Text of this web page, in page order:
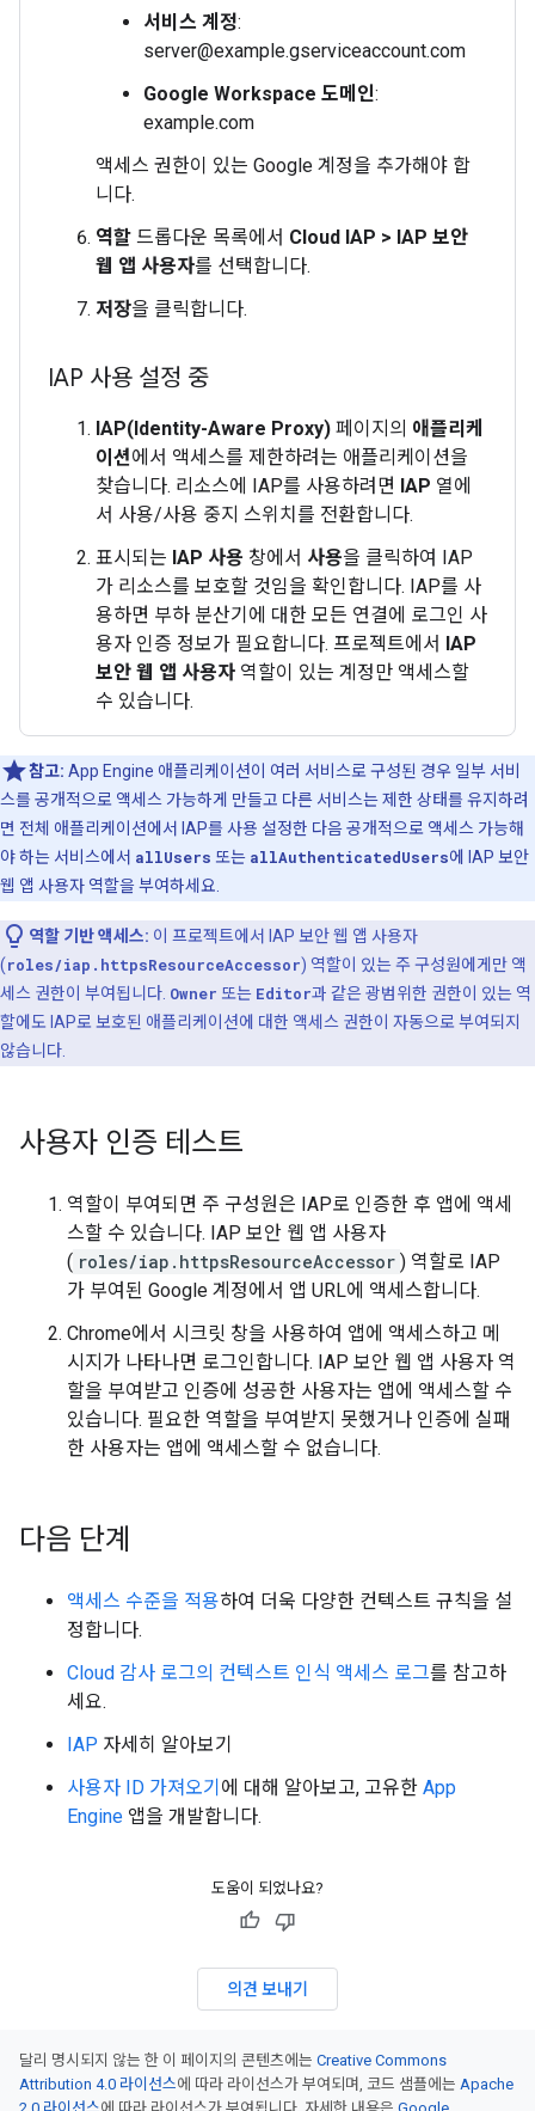
서비스 계정:
server@example.gserviceaccount.com
Google Workspace 도메인:
example.com
액세스 권한이 있는 Google 계정을 추가해야 합
니다.
역할 드롭다운 목록에서 Cloud IAP > IAP 보안
웹 앱 사용자를 선택합니다.
저장을 클릭합니다.
IAP 사용 설정 중
IAP(Identity-Aware Proxy) 페이지의 애플리케
이션에서 액세스를 제한하려는 애플리케이션을
찾습니다. 리소스에 IAP를 사용하려면 IAP 열에
서 사용/사용 중지 스위치를 전환합니다.
표시되는 IAP 사용 창에서 사용을 클릭하여 IAP
가 리소스를 보호할 것임을 확인합니다. IAP를 사
용하면 부하 분산기에 대한 모든 연결에 로그인 사
용자 인증 정보가 필요합니다. 프로젝트에서 IAP
보안 웹 앱 사용자 역할이 있는 계정만 액세스할
수 있습니다.
참고: App Engine 애플리케이션이 여러 서비스로 구성된 경우 일부 서비
스를 공개적으로 액세스 가능하게 만들고 다른 서비스는 제한 상태를 유지하려
면 전체 애플리케이션에서 IAP를 사용 설정한 다음 공개적으로 액세스 가능해
야 하는 서비스에서 allUsers 또는 allAuthenticatedUsers에 IAP 보안
웹 앱 사용자 역할을 부여하세요.
역할 기반 액세스: 이 프로젝트에서 IAP 보안 웹 앱 사용자
(roles/iap.httpsResourceAccessor) 역할이 있는 주 구성원에게만 액
세스 권한이 부여됩니다. Owner 또는 Editor과 같은 광범위한 권한이 있는 역
할에도 IAP로 보호된 애플리케이션에 대한 액세스 권한이 자동으로 부여되지
않습니다.
사용자 인증 테스트
역할이 부여되면 주 구성원은 IAP로 인증한 후 앱에 액세
스할 수 있습니다. IAP 보안 웹 앱 사용자
( roles/iap.httpsResourceAccessor ) 역할로 IAP
가 부여된 Google 계정에서 앱 URL에 액세스합니다.
Chrome에서 시크릿 창을 사용하여 앱에 액세스하고 메
시지가 나타나면 로그인합니다. IAP 보안 웹 앱 사용자 역
할을 부여받고 인증에 성공한 사용자는 앱에 액세스할 수
있습니다. 필요한 역할을 부여받지 못했거나 인증에 실패
한 사용자는 앱에 액세스할 수 없습니다.
다음 단계
액세스 수준을 적용하여 더욱 다양한 컨텍스트 규칙을 설
정합니다.
Cloud 감사 로그의 컨텍스트 인식 액세스 로그를 참고하
세요.
IAP 자세히 알아보기
사용자 ID 가져오기 에 대해 알아보고, 고유한 App
Engine 앱을 개발합니다.
도움이 되었나요?
의견 보내기
달리 명시되지 않는 한 이 페이지의 콘텐츠에는 Creative Commons
Attribution 4.0 라이선스에 따라 라이선스가 부여되며, 코드 샘플에는 Apache